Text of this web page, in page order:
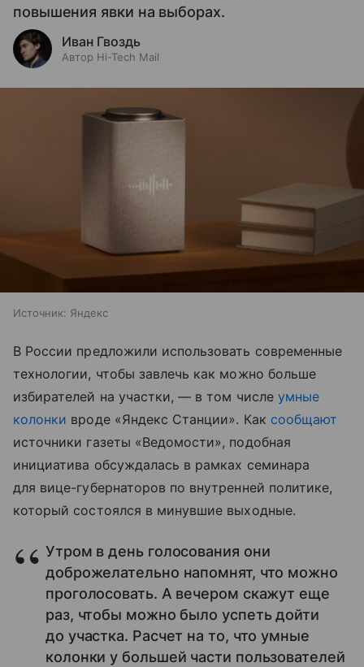
повышения явки на выборах.
Иван Гвоздь
Автор Hi-Tech Mail
Источник: Яндекс
В России предложили использовать современные
технологии, чтобы завлечь как можно больше
избирателей на участки, — в том числе умные
колонки вроде «Яндекс Станции». Как сообщают
источники газеты «Ведомости», подобная
инициатива обсуждалась в рамках семинара
для вице-губернаторов по внутренней политике,
который состоялся в минувшие выходные.
Утром в день голосования они
доброжелательно напомнят, что можно
проголосовать. А вечером скажут еще
раз, чтобы можно было успеть дойти
до участка. Расчет на то, что умные
колонки у большей части пользователей